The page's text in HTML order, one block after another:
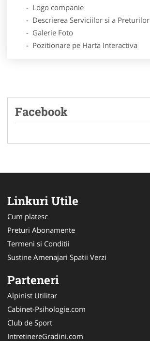
- Logo companie
- Descrierea Serviciilor si a Preturilor
- Galerie Foto
- Pozitionare pe Harta Interactiva
Facebook
Linkuri Utile
Cum platesc
Preturi Abonamente
Termeni si Conditii
Sustine Amenajari Spatii Verzi
Parteneri
Alpinist Utilitar
Cabinet-Psihologie.com
Club de Sport
IntretinereGradini.com